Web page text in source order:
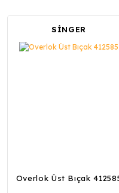
SİNGER
Overlok Üst Bıçak